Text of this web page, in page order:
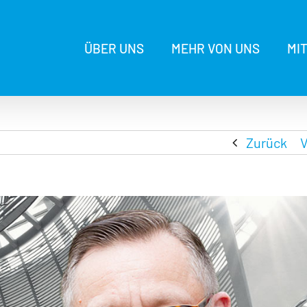
ÜBER UNS MEHR VON UNS
Zurück